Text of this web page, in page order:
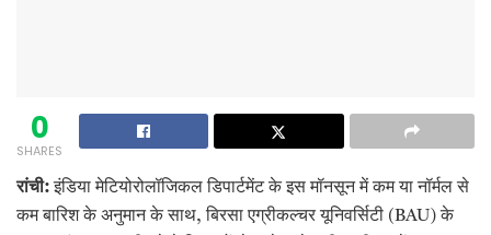
0
SHARES
रांची:इंडिया मेटियोरोलॉजिकल डिपार्टमेंट के इस मॉनसून में कम या नॉर्मल से
कम बारिश के अनुमान के साथ, बिरसा एग्रीकल्चर यूनिवर्सिटी (BAU) के